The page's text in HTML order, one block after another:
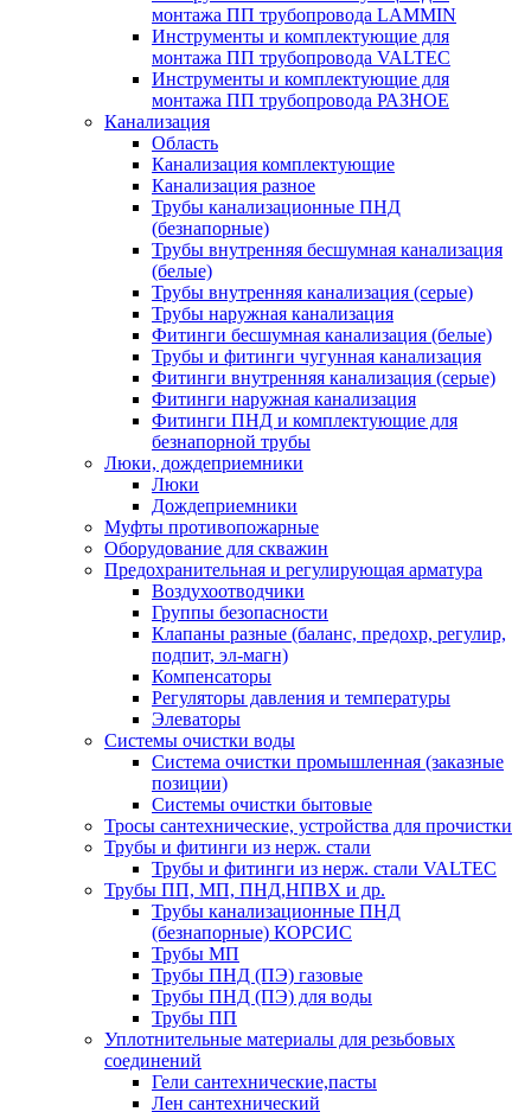
монтажа ПП трубопровода LAMMIN
Инструменты и комплектующие для
монтажа ПП трубопровода VALTEC
Инструменты и комплектующие для
монтажа ПП трубопровода РАЗНОЕ
Канализация
Область
Канализация комплектующие
Канализация разное
Трубы канализационные ПНД
(безнапорные)
Трубы внутренняя бесшумная канализация
(белые)
Трубы внутренняя канализация (серые)
Трубы наружная канализация
Фитинги бесшумная канализация (белые)
Трубы и фитинги чугунная канализация
Фитинги внутренняя канализация (серые)
Фитинги наружная канализация
Фитинги ПНД и комплектующие для
безнапорной трубы
Люки, дождеприемники
Люки
Дождеприемники
Муфты противопожарные
Оборудование для скважин
Предохранительная и регулирующая арматура
Воздухоотводчики
Группы безопасности
Клапаны разные (баланс, предохр, регулир,
подпит, эл-магн)
Компенсаторы
Регуляторы давления и температуры
Элеваторы
Системы очистки воды
Система очистки промышленная (заказные
позиции)
Системы очистки бытовые
Тросы сантехнические, устройства для прочистки
Трубы и фитинги из нерж. стали
Трубы и фитинги из нерж. стали VALTEC
Трубы ПП, МП, ПНД,НПВХ и др.
Трубы канализационные ПНД
(безнапорные) КОРСИС
Трубы МП
Трубы ПНД (ПЭ) газовые
Трубы ПНД (ПЭ) для воды
Трубы ПП
Уплотнительные материалы для резьбовых
соединений
Гели сантехнические,пасты
Лен сантехнический